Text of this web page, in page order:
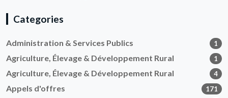
Categories
Administration & Services Publics 1
Agriculture, Élevage & Développement Rural 1
Agriculture, Élevage & Développement Rural 4
Appels d'offres 171